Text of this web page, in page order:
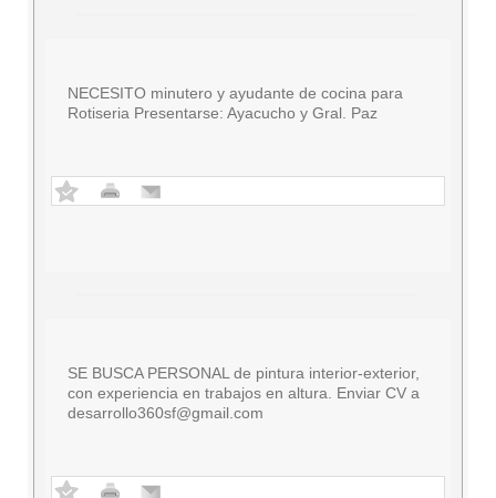
NECESITO minutero y ayudante de cocina para
Rotiseria Presentarse: Ayacucho y Gral. Paz
SE BUSCA PERSONAL de pintura interior-exterior,
con experiencia en trabajos en altura. Enviar CV a
desarrollo360sf@gmail.com